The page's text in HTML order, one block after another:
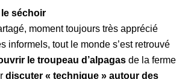
séchoir
moment toujours très apprécié
informels, tout le monde s’est retrouvé
le troupeau d’alpagas de la ferme
discuter « technique » autour des